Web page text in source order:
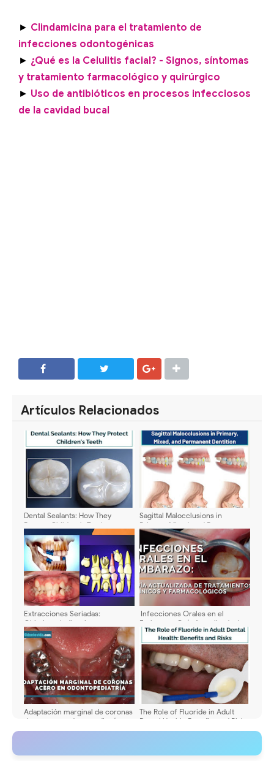
► Clindamicina para el tratamiento de
infecciones odontogénicas
► ¿Qué es la Celulitis facial? - Signos, síntomas
y tratamiento farmacológico y quirúrgico
► Uso de antibióticos en procesos infecciosos
de la cavidad bucal
Artículos Relacionados
Dental Sealants: How They
Protect Children's Teeth
Sagittal Malocclusions in
Primary, Mixed, and Permanent
Dentition
Extracciones Seriadas:
Objetivos, Indicaciones y
Secuencia Clínica
Infecciones Orales en el
Embarazo: Guía Actualizada de
Tratamientos Clínicos y
Farmacológicos
Adaptación marginal de coronas
de acero en odontopediatría:
consejos, técnicas y marcas
The Role of Fluoride in Adult
Dental Health: Benefits and Risks